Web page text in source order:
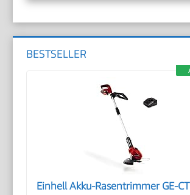
BESTSELLER
Einhell Akku-Rasentrimmer GE-